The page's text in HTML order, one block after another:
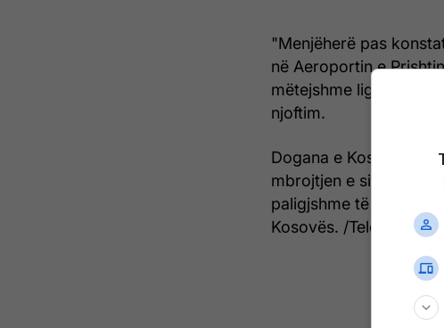
"Menjëherë pas
në Aeroportin e
mëtejshme ligjore dhe
njoftim.
Dogana e Kosovës
mbrojtjen e sigurisë
paligjshme të mallrave
Kosovës. /Telegrafi/